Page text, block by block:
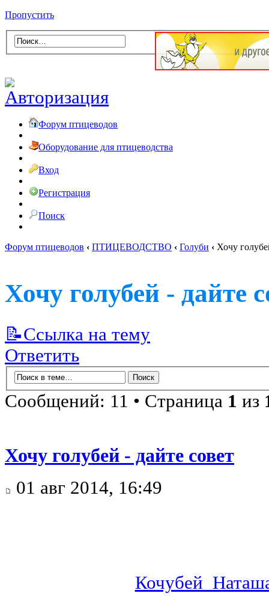
Пропустить
Форум птицеводов
Оборудование для птицеводства
Вход
Регистрация
Поиск
Форум птицеводов ‹ ПТИЦЕВОДСТВО ‹ Голуби ‹ Хочу
Хочу голубей - дайте
📝Ссылка на тему
Ответить
Сообщений: 11 • Страница 1 из
Хочу голубей - дайте совет
01 авг 2014, 16:49